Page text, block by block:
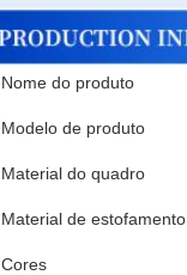
Nome do produto
Modelo de produto
Material do quadro
Material de estofamento
Cores